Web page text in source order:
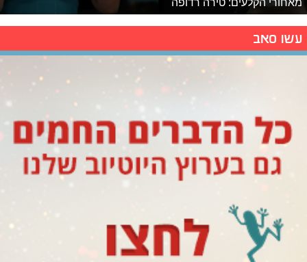
עשו סאב